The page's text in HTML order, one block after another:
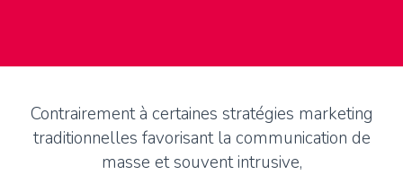
Contrairement à certaines stratégies marketing
traditionnelles favorisant la communication de
masse et souvent intrusive,